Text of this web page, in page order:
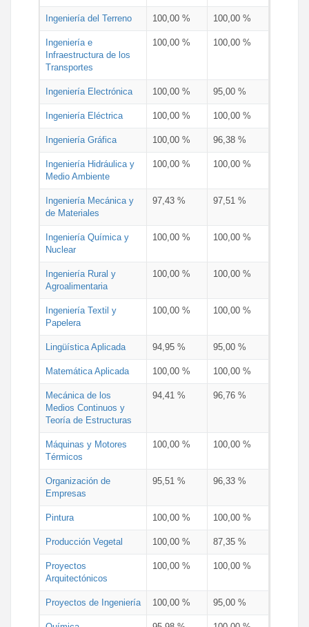
Ingeniería del Terreno 100,00 % 100,00 %
Ingeniería e
Infraestructura de los
Transportes
100,00 % 100,00 %
Ingeniería Electrónica 100,00 % 95,00 %
Ingeniería Eléctrica 100,00 % 100,00 %
Ingeniería Gráfica 100,00 % 96,38 %
Ingeniería Hidráulica y
Medio Ambiente
100,00 % 100,00 %
Ingeniería Mecánica y
de Materiales
97,43 % 97,51 %
Ingeniería Química y
Nuclear
100,00 % 100,00 %
Ingeniería Rural y
Agroalimentaria
100,00 % 100,00 %
Ingeniería Textil y
Papelera
100,00 % 100,00 %
Lingüística Aplicada 94,95 % 95,00 %
Matemática Aplicada 100,00 % 100,00 %
Mecánica de los
Medios Continuos y
Teoría de Estructuras
94,41 % 96,76 %
Máquinas y Motores
Térmicos
100,00 % 100,00 %
Organización de
Empresas
95,51 % 96,33 %
Pintura 100,00 % 100,00 %
Producción Vegetal 100,00 % 87,35 %
Proyectos
Arquitectónicos
100,00 % 100,00 %
Proyectos de Ingeniería 100,00 % 95,00 %